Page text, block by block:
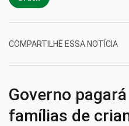
COMPARTILHE ESSA NOTÍCIA
Governo
famílias de